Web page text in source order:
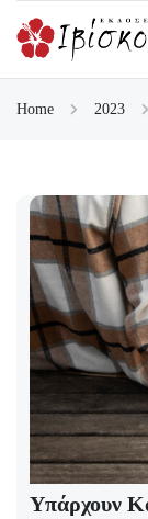
Home 2023
Υπάρχουν